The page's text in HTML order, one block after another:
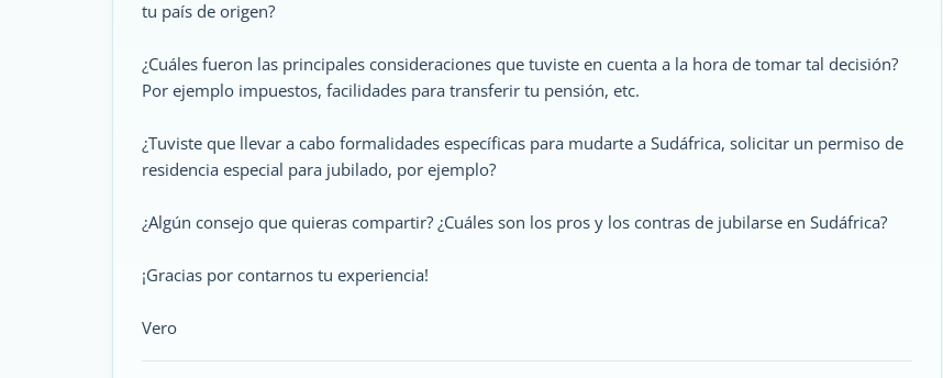
tu país de origen?
¿Cuáles fueron las principales consideraciones que tuviste en cuenta a la hora de tomar tal decisión?
Por ejemplo impuestos, facilidades para transferir tu pensión, etc.
¿Tuviste que llevar a cabo formalidades específicas para mudarte a Sudáfrica, solicitar un permiso de
residencia especial para jubilado, por ejemplo?
¿Algún consejo que quieras compartir? ¿Cuáles son los pros y los contras de jubilarse en Sudáfrica?
¡Gracias por contarnos tu experiencia!
Vero